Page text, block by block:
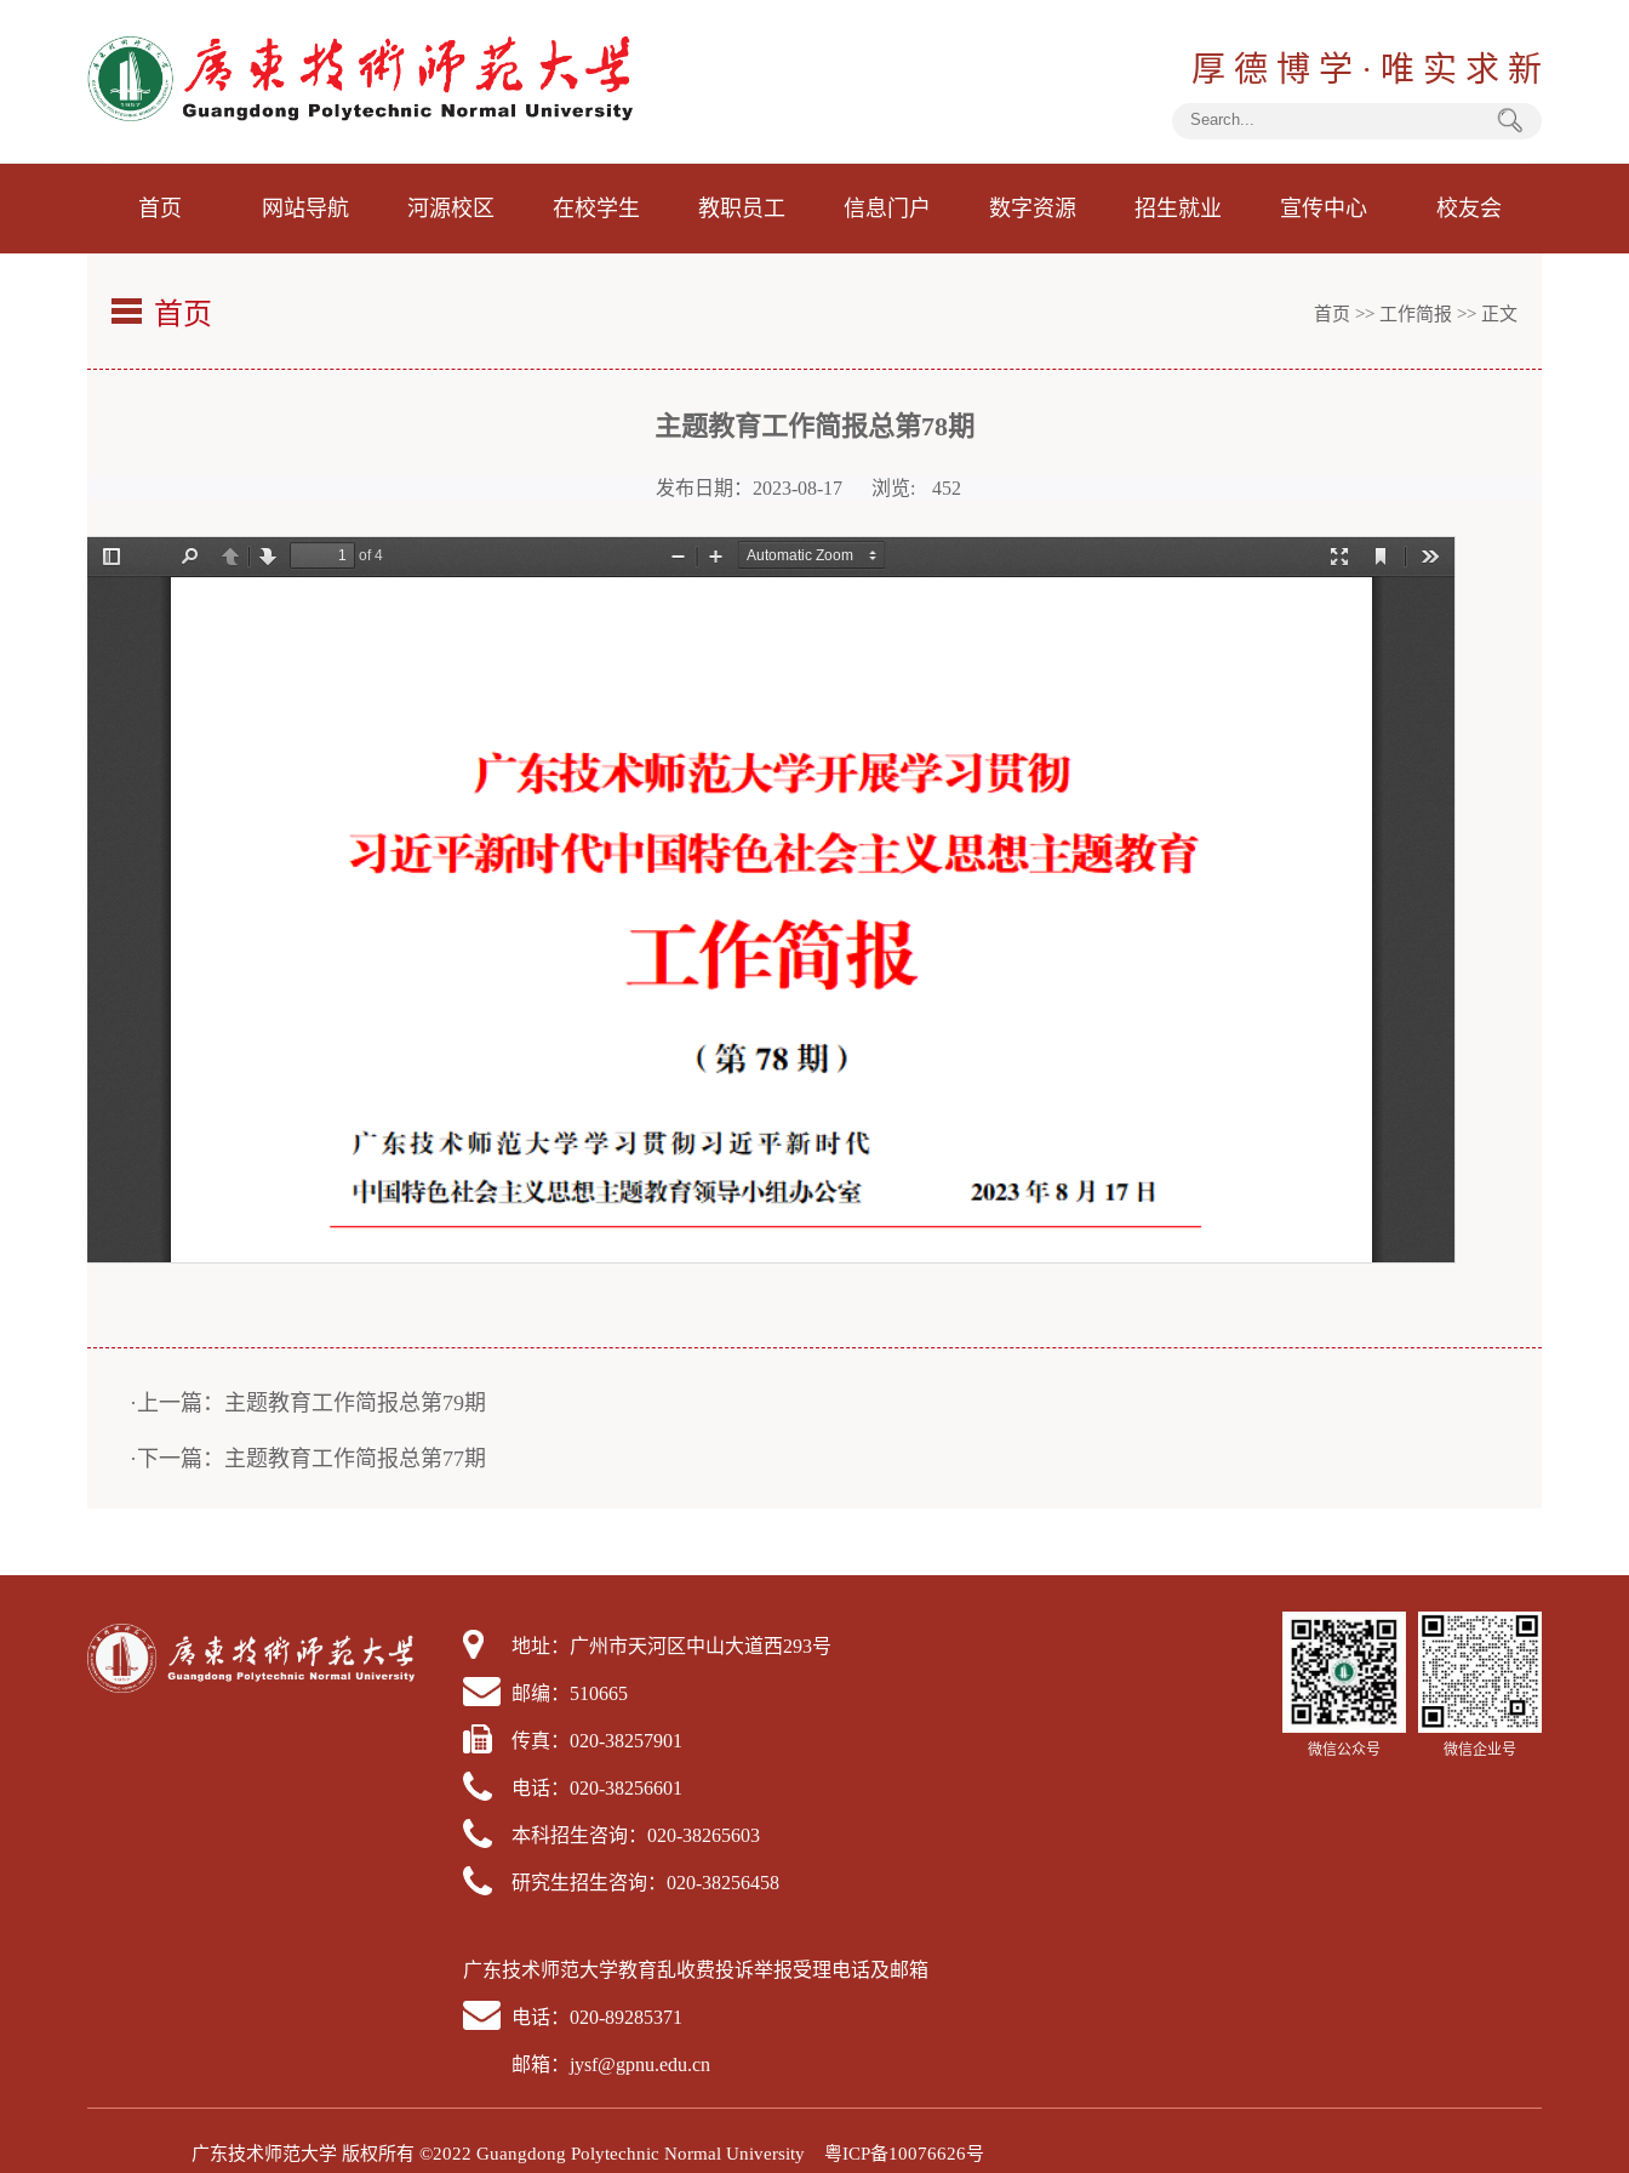
厚 德 博 学 · 唯 实 求 新
首页 网站导航 河源校区 在校学生 教职员工 信息门户 数字资源 招生就业 宣传中心 校友会
首页 首页 >> 工作简报 >> 正文
主题教育工作简报总第78期
发布日期：2023-08-17 浏览: 452
·上一篇：主题教育工作简报总第79期
·下一篇：主题教育工作简报总第77期
地址：广州市天河区中山大道西293号
邮编：510665
传真：020-38257901
电话：020-38256601
本科招生咨询：020-38265603
研究生招生咨询：020-38256458
广东技术师范大学教育乱收费投诉举报受理电话及邮箱
电话：020-89285371
邮箱：jysf@gpnu.edu.cn
微信公众号 微信企业号
广东技术师范大学 版权所有 ©2022 Guangdong Polytechnic Normal University 粤ICP备10076626号